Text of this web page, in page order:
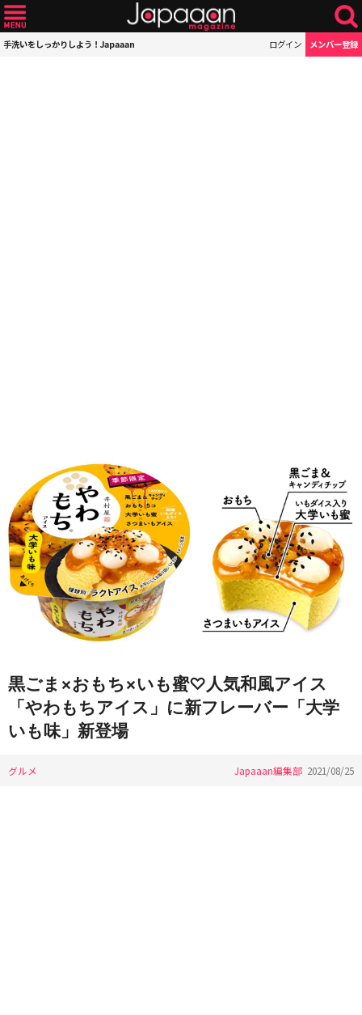
手洗いをしっかりしよう！Japaaan ログイン メンバー登録
黒ごま×おもち×いも蜜♡人気和風アイス
「やわもちアイス」に新フレーバー「大学
いも味」新登場
グルメ Japaaan編集部 2021/08/25